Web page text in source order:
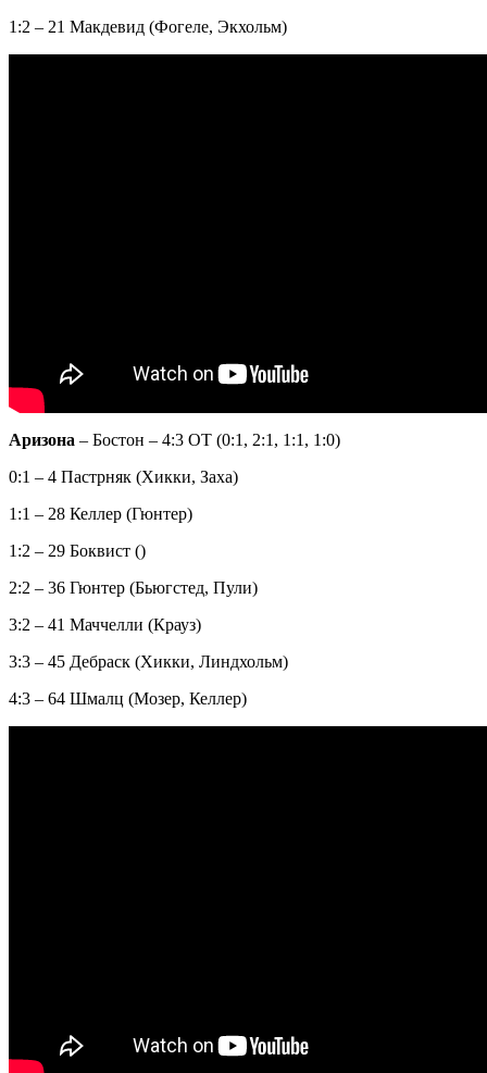
1:2 – 21 Макдевид (Фогеле, Экхольм)
Аризона – Бостон – 4:3 ОТ (0:1, 2:1, 1:1, 1:0)
0:1 – 4 Пастрняк (Хикки, Заха)
1:1 – 28 Келлер (Гюнтер)
1:2 – 29 Боквист ()
2:2 – 36 Гюнтер (Бьюгстед, Пули)
3:2 – 41 Маччелли (Крауз)
3:3 – 45 Дебраск (Хикки, Линдхольм)
4:3 – 64 Шмалц (Мозер, Келлер)